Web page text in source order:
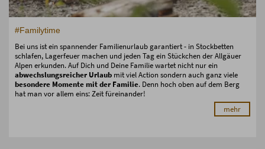
#Familytime
Bei uns ist ein spannender Familienurlaub garantiert - in Stockbetten
schlafen, Lagerfeuer machen und jeden Tag ein Stückchen der Allgäuer
Alpen erkunden. Auf Dich und Deine Familie wartet nicht nur ein
abwechslungsreicher Urlaub mit viel Action sondern auch ganz viele
besondere Momente mit der Familie. Denn hoch oben auf dem Berg
hat man vor allem eins: Zeit füreinander!
mehr